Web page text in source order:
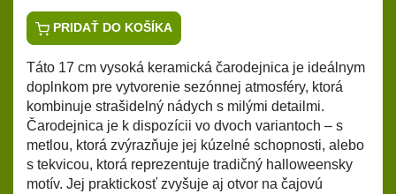
PRIDAŤ DO KOŠÍKA
Táto 17 cm vysoká keramická čarodejnica je ideálnym
doplnkom pre vytvorenie sezónnej atmosféry, ktorá
kombinuje strašidelný nádych s milými detailmi.
Čarodejnica je k dispozícii vo dvoch variantoch – s
metlou, ktorá zvýrazňuje jej kúzelné schopnosti, alebo
s tekvicou, ktorá reprezentuje tradičný halloweensky
motív. Jej praktickosť zvyšuje aj otvor na čajovú